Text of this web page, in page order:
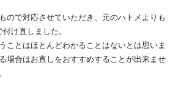
ので対応させていただき、元のハトメよりも
け直しました。
ことはほとんどわかることはないとは思いま
場合はお直しをおすすめすることが出来ませ